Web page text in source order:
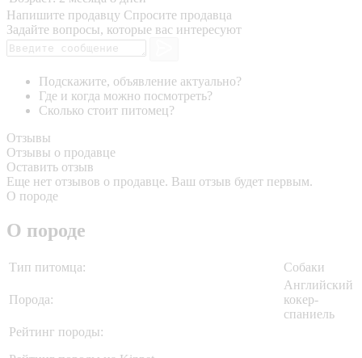
Напишите продавцу Спросите продавца
Задайте вопросы, которые вас интересуют
Подскажите, объявление актуально?
Где и когда можно посмотреть?
Сколько стоит питомец?
Отзывы
Отзывы о продавце
Оставить отзыв
Еще нет отзывов о продавце. Ваш отзыв будет первым.
О породе
О породе
Тип питомца: Собаки
Порода:
Английский
кокер-
спаниель
Рейтинг породы: